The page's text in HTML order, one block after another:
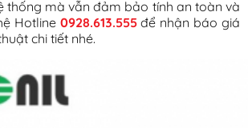
thống mà vẫn đảm bảo tính an toàn và
Hotline 0928.613.555 để nhận báo giá
chi tiết nhé.